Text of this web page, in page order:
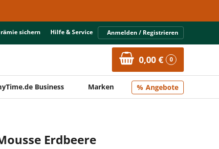
sichern Hilfe & Service Anmelden / Registrieren
0,00 € 0
Business Marken Angebote
Erdbeere